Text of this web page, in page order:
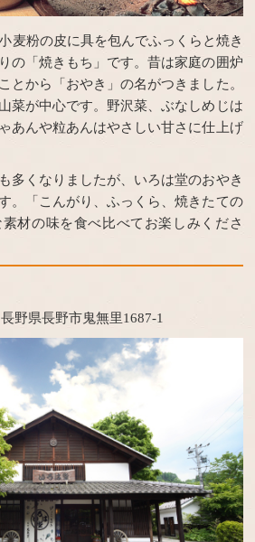
麦粉の皮に具を包んでふっくらと焼き
の「焼きもち」です。昔は家庭の囲炉
とから「おやき」の名がつきました。
菜が中心です。野沢菜、ぶなしめじは
あんや粒あんはやさしい甘さに仕上げ
多くなりましたが、いろは堂のおやき
。「こんがり、ふっくら、焼きたての
材の味を食べ比べてお楽しみくださ
長野県長野市鬼無里1687-1